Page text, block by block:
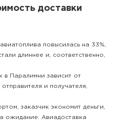
доставки
повысилась на 33%,
длиннее и, соответственно,
в Паралимни зависит от
и получателя,
заказчик экономит деньги,
ожидание. Авиадоставка